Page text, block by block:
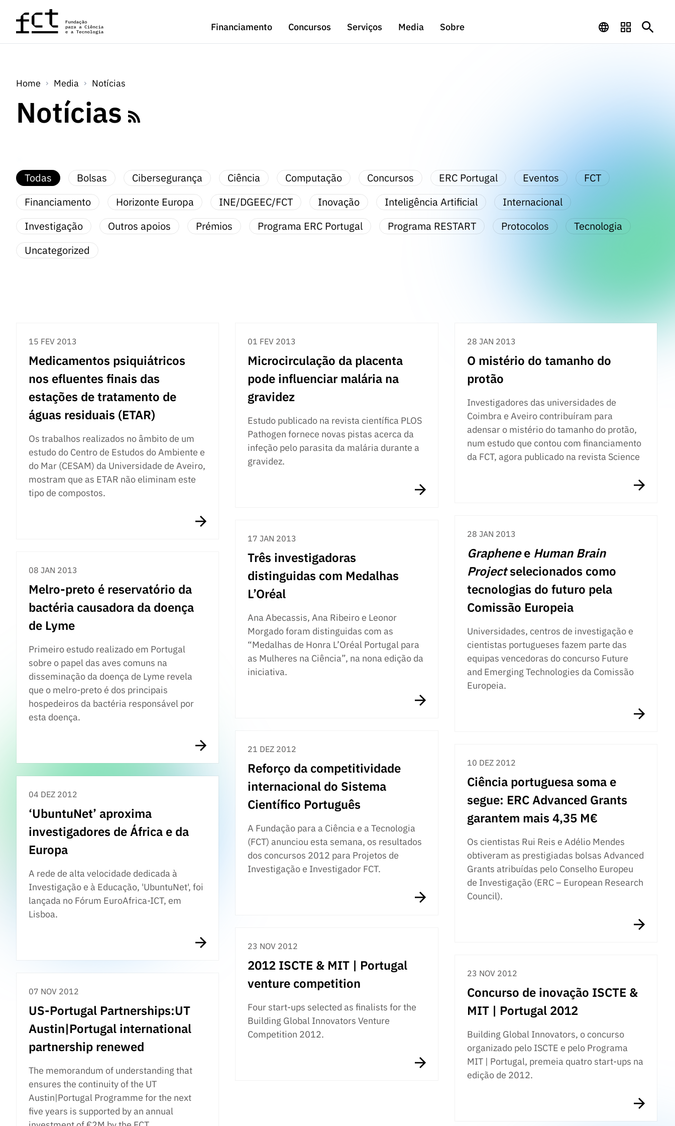
Saltar para o conteúdo principal
Financiamento
Concursos Serviços Media Sobre
Home Media Notícias
Notícias
Todas Bolsas Cibersegurança Ciência Computação Concursos ERC Portugal Eventos
FCT
Financiamento
Horizonte Europa INE/DGEEC/FCT Inovação Inteligência Artificial
Internacional
Investigação
Outros apoios Prémios Programa ERC Portugal Programa RESTART Protocolos
Tecnologia
Uncategorized
15 FEV 2013
Medicamentos psiquiátricos
nos efluentes finais das
estações de tratamento de
águas residuais (ETAR)
Os trabalhos realizados no âmbito de um
estudo do Centro de Estudos do Ambiente e
do Mar (CESAM) da Universidade de Aveiro,
mostram que as ETAR não eliminam este
tipo de compostos.
01 FEV 2013
Microcirculação da placenta
pode influenciar malária na
gravidez
Estudo publicado na revista científica PLOS
Pathogen fornece novas pistas acerca da
infeção pelo parasita da malária durante a
gravidez.
28 JAN 2013
O mistério do tamanho do
protão
Investigadores das universidades de
Coimbra e Aveiro contribuíram para
adensar o mistério do tamanho do protão,
num estudo que contou com financiamento
da FCT, agora publicado na revista Science
28 JAN 2013
Graphenee Human Brain
Projectselecionados como
tecnologias do futuro pela
Comissão Europeia
Universidades, centros de investigação e
cientistas portugueses fazem parte das
equipas vencedoras do concurso Future
and Emerging Technologies da Comissão
Europeia.
17 JAN 2013
Três investigadoras
distinguidas com Medalhas
L’Oréal
Ana Abecassis, Ana Ribeiro e Leonor
Morgado foram distinguidas com as
“Medalhas de Honra L’Oréal Portugal para
as Mulheres na Ciência”, na nona edição da
iniciativa.
08 JAN 2013
Melro-preto é reservatório da
bactéria causadora da doença
de Lyme
Primeiro estudo realizado em Portugal
sobre o papel das aves comuns na
disseminação da doença de Lyme revela
que o melro-preto é dos principais
hospedeiros da bactéria responsável por
esta doença.
21 DEZ 2012
Reforço da competitividade
internacional do Sistema
Científico Português
A Fundação para a Ciência e a Tecnologia
(FCT) anunciou esta semana, os resultados
dos concursos 2012 para Projetos de
Investigação e Investigador FCT.
10 DEZ 2012
Ciência portuguesa soma e
segue: ERC Advanced Grants
garantem mais 4,35 M€
Os cientistas Rui Reis e Adélio Mendes
obtiveram as prestigiadas bolsas Advanced
Grants atribuídas pelo Conselho Europeu
de Investigação (ERC – European Research
Council).
04 DEZ 2012
‘UbuntuNet’ aproxima
investigadores de África e da
Europa
A rede de alta velocidade dedicada à
Investigação e à Educação, 'UbuntuNet', foi
lançada no Fórum EuroAfrica-ICT, em
Lisboa.
23 NOV 2012
2012 ISCTE & MIT | Portugal
venture competition
Four start-ups selected as finalists for the
Building Global Innovators Venture
Competition 2012.
23 NOV 2012
Concurso de inovação ISCTE &
MIT | Portugal 2012
Building Global Innovators, o concurso
organizado pelo ISCTE e pelo Programa
MIT | Portugal, premeia quatro start-ups na
edição de 2012.
07 NOV 2012
US-Portugal Partnerships:UT
Austin|Portugal international
partnership renewed
The memorandum of understanding that
ensures the continuity of the UT
Austin|Portugal Programme for the next
five years is supported by an annual